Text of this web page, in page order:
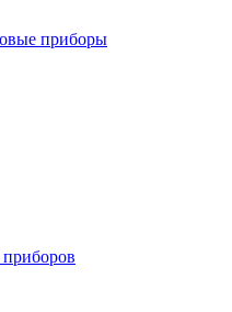
приборы